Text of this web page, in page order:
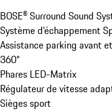
BOSE® Surround Sound
Système d’échappement
Assistance parking avant
360°
Phares LED-Matrix
Régulateur de vitesse
Sièges sport